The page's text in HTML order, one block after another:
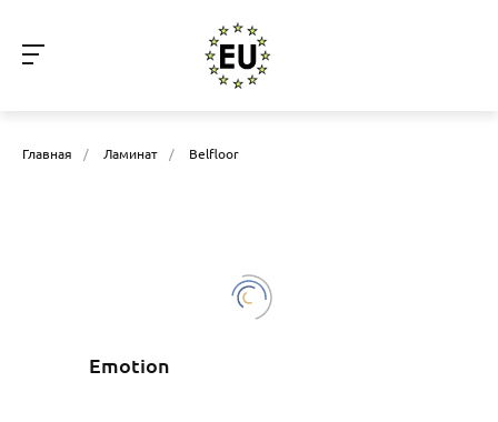
Главная / Ламинат / Belfloor
Emotion